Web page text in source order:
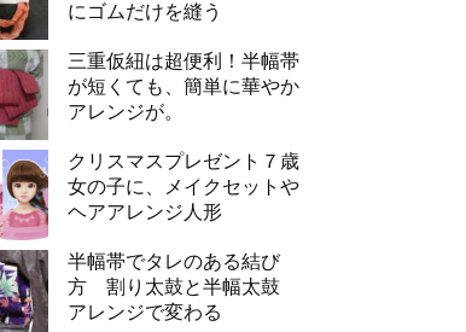
にゴムだけを縫う
三重仮紐は超便利！半幅帯
が短くても、簡単に華やか
アレンジが。
クリスマスプレゼント７歳
女の子に、メイクセットや
ヘアアレンジ人形
半幅帯でタレのある結び
方 割り太鼓と半幅太鼓
アレンジで変わる